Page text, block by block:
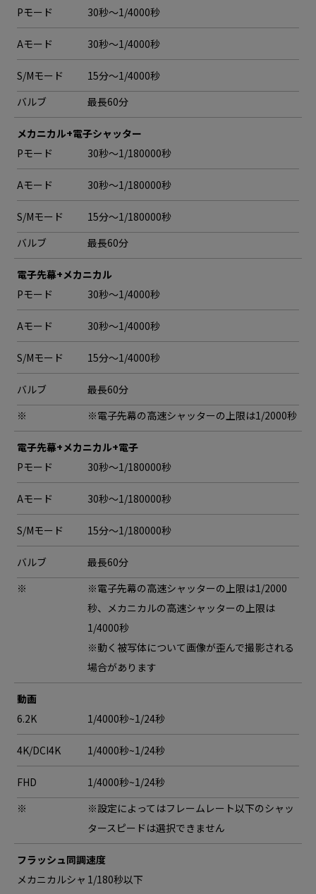
Pモード
30秒〜1/4000秒
Aモード 30秒〜1/4000秒
S/Mモード
15分〜1/4000秒
バルブ
最長60分
メカニカル+電子シャッター
Pモード
30秒〜1/180000秒
Aモード 30秒〜1/180000秒
S/Mモード
15分〜1/180000秒
バルブ
最長60分
電子先幕+メカニカル
Pモード
30秒〜1/4000秒
Aモード 30秒〜1/4000秒
S/Mモード 15分〜1/4000秒
バルブ
最長60分
※
※電子先幕の高速シャッターの上限は1/2000秒
電子先幕+メカニカル+電子
Pモード
30秒〜1/180000秒
Aモード 30秒〜1/180000秒
S/Mモード 15分〜1/180000秒
バルブ
最長60分
※
※電子先幕の高速シャッターの上限は1/2000
秒、メカニカルの高速シャッターの上限は
1/4000秒
※動く被写体について画像が歪んで撮影される
場合があります
動画
6.2K
1/4000秒~1/24秒
4K/DCI4K 1/4000秒~1/24秒
FHD
1/4000秒~1/24秒
※
※設定によってはフレームレート以下のシャッ
タースピードは選択できません
フラッシュ同調速度
メカニカルシャ 1/180秒以下